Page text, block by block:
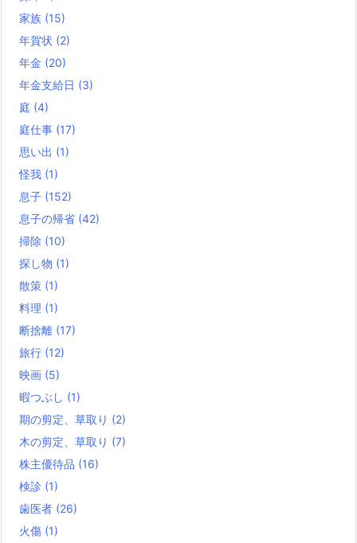
家族 (15)
年賀状 (2)
年金 (20)
年金支給日 (3)
庭 (4)
庭仕事 (17)
思い出 (1)
怪我 (1)
息子 (152)
息子の帰省 (42)
掃除 (10)
探し物 (1)
散策 (1)
料理 (1)
断捨離 (17)
旅行 (12)
映画 (5)
暇つぶし (1)
期の剪定、草取り (2)
木の剪定、草取り (7)
株主優待品 (16)
検診 (1)
歯医者 (26)
火傷 (1)